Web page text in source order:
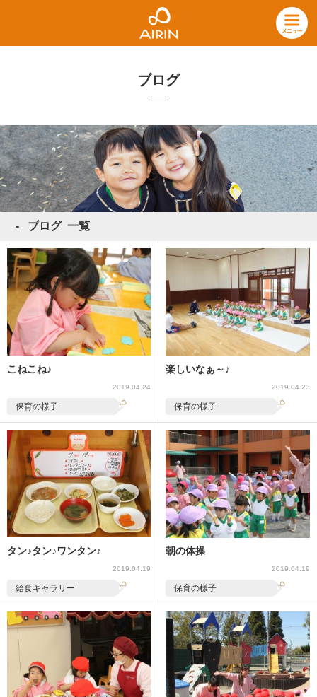
ブログ
ブログ 一覧
こねこね♪
2019.04.24
保育の様子
楽しいなぁ～♪
2019.04.23
保育の様子
タン♪タン♪ワンタン♪
2019.04.19
給食ギャラリー
朝の体操
2019.04.19
保育の様子